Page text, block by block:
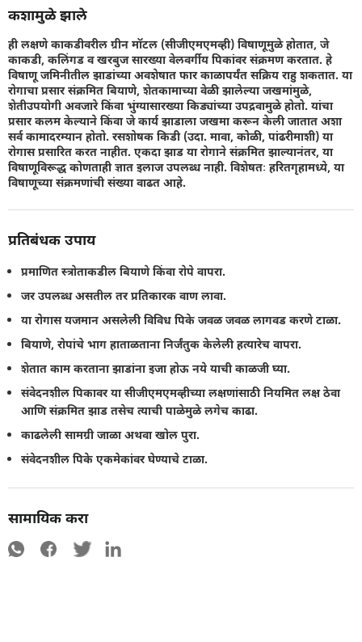
कशामुळे झाले
ही लक्षणे काकडीवरील ग्रीन मॉटल (सीजीएमएमव्ही) विषाणूमुळे होतात, जे
काकडी, कलिंगड व खरबुज सारख्या वेलवर्गीय पिकांवर संक्रमण करतात. हे
विषाणू जमिनीतील झाडांच्या अवशेषात फार काळापर्यंत सक्रिय राहु शकतात. या
रोगाचा प्रसार संक्रमित बियाणे, शेतकामाच्या वेळी झालेल्या जखमांमुळे,
शेतीउपयोगी अवजारे किंवा भुंग्यासारख्या किड्यांच्या उपद्रवामुळे होतो. यांचा
प्रसार कलम केल्याने किंवा जे कार्य झाडाला जखमा करून केली जातात अशा
सर्व कामादरम्यान होतो. रसशोषक किडी (उदा. मावा, कोळी, पांढरीमाशी) या
रोगास प्रसारित करत नाहीत. एकदा झाड या रोगाने संक्रमित झाल्यानंतर, या
विषाणूविरूद्ध कोणताही ज्ञात इलाज उपलब्ध नाही. विशेषतः हरितगृहामध्ये, या
विषाणूच्या संक्रमणांची संख्या वाढत आहे.
प्रतिबंधक उपाय
प्रमाणित स्त्रोताकडील बियाणे किंवा रोपे वापरा.
जर उपलब्ध असतील तर प्रतिकारक वाण लावा.
या रोगास यजमान असलेली विविध पिके जवळ जवळ लागवड करणे टाळा.
बियाणे, रोपांचे भाग हाताळताना निर्जंतुक केलेली हत्यारेच वापरा.
शेतात काम करताना झाडांना इजा होऊ नये याची काळजी घ्या.
संवेदनशील पिकावर या सीजीएमएमव्हीच्या लक्षणांसाठी नियमित लक्ष ठेवा
आणि संक्रमित झाड तसेच त्याची पाळेमुळे लगेच काढा.
काढलेली सामग्री जाळा अथवा खोल पुरा.
संवेदनशील पिके एकमेकांवर घेण्याचे टाळा.
सामायिक करा